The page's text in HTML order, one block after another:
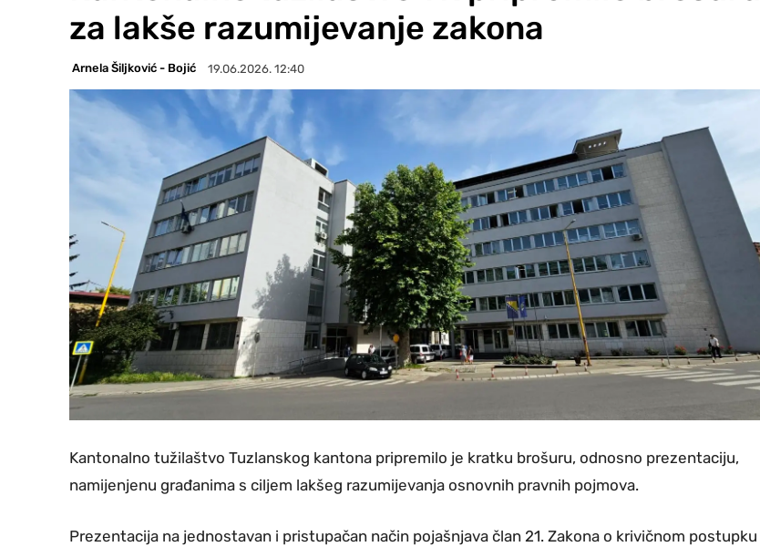
za lakše razumijevanje zakona
Arnela Šiljković - Bojić 19.06.2026. 12:40
Kantonalno tužilaštvo Tuzlanskog kantona pripremilo je kratku brošuru, odnosno prezentaciju,
namijenjenu građanima s ciljem lakšeg razumijevanja osnovnih pravnih pojmova.
Prezentacija na jednostavan i pristupačan način pojašnjava član 21. Zakona o krivičnom postupku